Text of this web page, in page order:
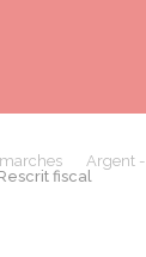
Argent
fiscal